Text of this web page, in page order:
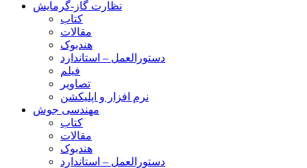
نظارت گاز-گرمایش
کتاب
مقالات
هندبوک
دستورالعمل – استاندارد
فیلم
تصاویر
نرم افزار و اپلیکشن
مهندسی جوش
کتاب
مقالات
هندبوک
دستورالعمل – استاندارد